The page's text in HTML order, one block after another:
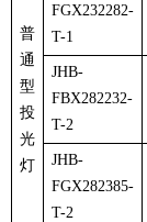
普
通
型
投
光
灯
FGX232282-
T-1
JHB-
FBX282232-
T-2
JHB-
FGX282385-
T-2